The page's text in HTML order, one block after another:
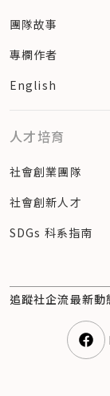
團隊故事
專欄作者
English
人才培育
社會創業團隊
社會創新人才
SDGs 科系指南
追蹤社企流最新動